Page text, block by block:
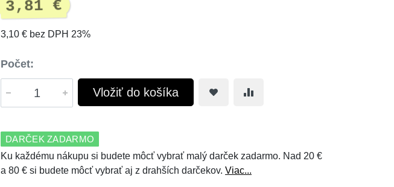
3,81 €
3,10 € bez DPH 23%
Počet:
Vložiť do košíka
DARČEK ZADARMO
Ku každému nákupu si budete môcť vybrať malý darček zadarmo. Nad 20 €
a 80 € si budete môcť vybrať aj z drahších darčekov. Viac...